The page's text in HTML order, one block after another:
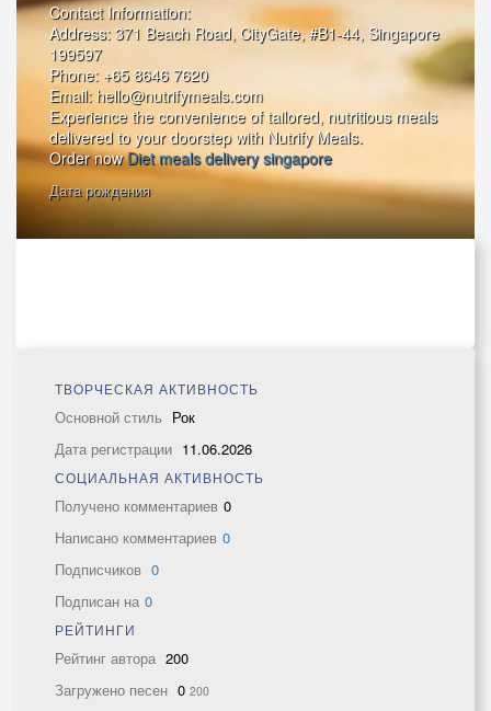
Contact Information:
Address: 371 Beach Road, CityGate, #B1-44, Singapore
199597
Phone: +65 8646 7620
Email: hello@nutrifymeals.com
Experience the convenience of tailored, nutritious meals
delivered to your doorstep with Nutrify Meals.
Order nowDiet meals delivery singapore
Дата рождения
ТВОРЧЕСКАЯ АКТИВНОСТЬ
Основной стиль Рок
Дата регистрации 11.06.2026
СОЦИАЛЬНАЯ АКТИВНОСТЬ
Получено комментариев 0
Написано комментариев 0
Подписчиков 0
Подписан на 0
РЕЙТИНГИ
Рейтинг автора 200
Загружено песен 0 200